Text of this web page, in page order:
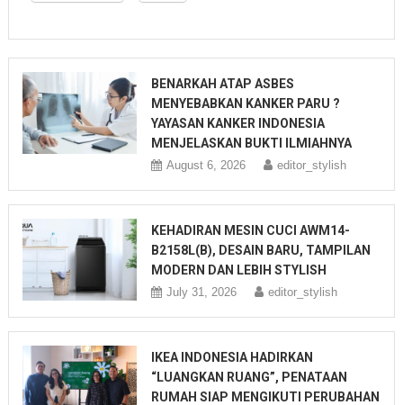
BENARKAH ATAP ASBES
MENYEBABKAN KANKER PARU ?
YAYASAN KANKER INDONESIA
MENJELASKAN BUKTI ILMIAHNYA
August 6, 2026 editor_stylish
KEHADIRAN MESIN CUCI AWM14-
B2158L(B), DESAIN BARU, TAMPILAN
MODERN DAN LEBIH STYLISH
July 31, 2026 editor_stylish
IKEA INDONESIA HADIRKAN
“LUANGKAN RUANG”, PENATAAN
RUMAH SIAP MENGIKUTI PERUBAHAN